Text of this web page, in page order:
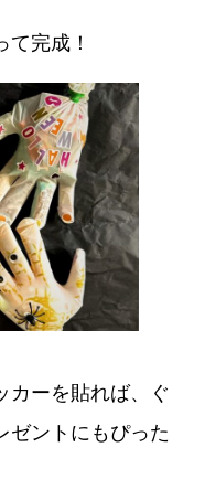
完成！
ーを貼れば、ぐ
ントにもぴった